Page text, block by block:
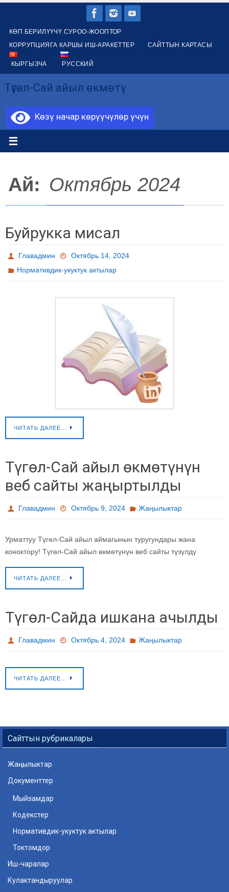
contentКӨП БЕРИЛҮҮЧҮ СУРОО-ЖООПТОР
КОРРУПЦИЯГА КАРШЫ ИШ-АРАКЕТТЕР
САЙТТЫН КАРТАСЫ
КЫРГЫЗЧА РУССКИЙ
Түгөл-Сай айыл өкмөтү
Көзү начар көрүүчүлөр үчүн
Ай: Октябрь 2024
Буйрукка мисал
Главадмин
Октябрь 14, 2024
Нормативдик-укуктук актылар
ЧИТАТЬ ДАЛЕЕ…
Түгөл-Сай айыл өкмөтүнүн
веб сайты жаңыртылды
Главадмин Октябрь 9, 2024 Жаңылыктар
Урматтуу Түгөл-Сай айыл аймагынын туругундары жана
коноктору! Түгөл-Сай айыл өкмөтүнүн веб сайты түзүлдү
ЧИТАТЬ ДАЛЕЕ…
Түгөл-Сайда ишкана ачылды
Главадмин Октябрь 4, 2024 Жаңылыктар
ЧИТАТЬ ДАЛЕЕ…
Сайттын рубрикалары
Жаңылыктар
Документтер
Мыйзамдар
Кодекстер
Нормативдик-укуктук актылар
Токтомдор
Иш-чаралар
Кулактандыруулар